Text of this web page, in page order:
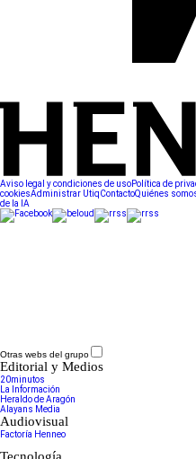
Aviso legal y condiciones de usoPolítica de
cookiesAdministrar UtiqContactoQuiénes
de la IA
Otras webs del grupo
Editorial y Medios
20minutos
La Información
Heraldo de Aragón
Alayans Media
Audiovisual
Factoría Henneo
Tecnología